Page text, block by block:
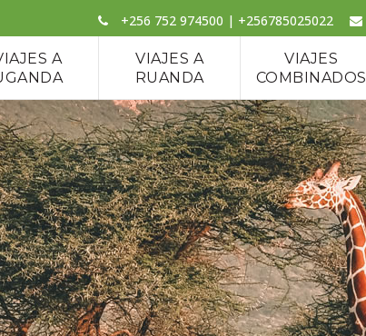
+256 752 974500 | +256785025022
A
VIAJES A
RUANDA
VIAJES
COMBINADOS